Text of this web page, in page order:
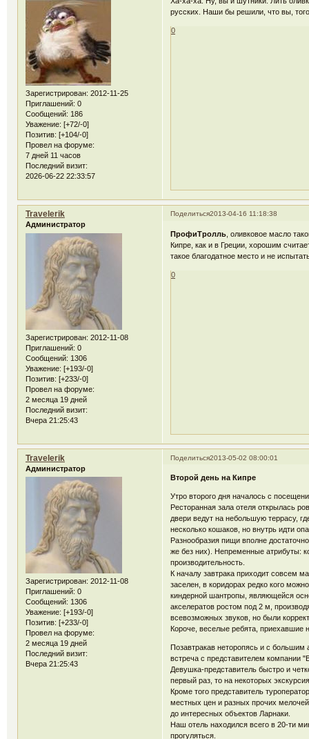
Зарегистрирован: 2012-11-25
Приглашений: 0
Сообщений: 186
Уважение: [+72/-0]
Позитив: [+104/-0]
Провел на форуме:
7 дней 11 часов
Последний визит:
2026-06-22 22:33:57
русских. Наши бы решили, что вы,
0
Поделиться2013-04-16 11:18:38
Travelerik
Администратор
Зарегистрирован: 2012-11-08
Приглашений: 0
Сообщений: 1306
Уважение: [+193/-0]
Позитив: [+233/-0]
Провел на форуме:
2 месяца 19 дней
Последний визит:
Вчера 21:25:43
ПрофиТролль , оливковое масло
Кипре, как и в Греции, хорошим
такое благодатное место и не
0
Поделиться2013-05-02 08:00:01
Travelerik
Администратор
Зарегистрирован: 2012-11-08
Приглашений: 0
Сообщений: 1306
Уважение: [+193/-0]
Позитив: [+233/-0]
Провел на форуме:
2 месяца 19 дней
Последний визит:
Вчера 21:25:43
Второй день на Кипре
Утро второго дня началось с
Ресторанная зала отеля открылась
двери ведут на небольшую террасу,
несколько кошаков, но внутрь идти
Разнообразия пищи вполне
же без них). Непременные атрибуты:
производительность.
К началу завтрака приходит совсем
заселен, в коридорах редко кого
киндерной шантропы, являющейся
акселератов ростом под 2 м,
всевозможных звуков, но были
Короче, веселые ребята, приехавшие
Позавтракав неторопясь и с большим
встреча с представителем компании
Девушка-представитель быстро и
первый раз, то на некоторых
Кроме того представитель
местных цен и разных прочих
до интересных объектов Ларнаки.
Наш отель находился всего в 20-ти
прогуляться.